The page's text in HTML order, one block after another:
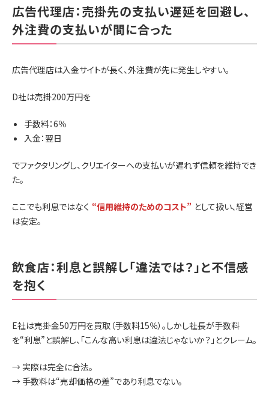
広告代理店：売掛先の支払い遅延を回避し、
外注費の支払いが間に合った
広告代理店は入金サイトが長く、外注費が先に発生しやすい。
D社は売掛200万円を
手数料：6％
入金：翌日
でファクタリングし、クリエイターへの支払いが遅れず信頼を維持でき
た。
ここでも利息ではなく “信用維持のためのコスト” として扱い、経営
は安定。
飲食店：利息と誤解し「違法では？」と不信感
を抱く
E社は売掛金50万円を買取（手数料15％）。しかし社長が手数料
を“利息”と誤解し、「こんな高い利息は違法じゃないか？」とクレーム。
→ 実際は完全に合法。
→ 手数料は“売却価格の差”であり利息でない。